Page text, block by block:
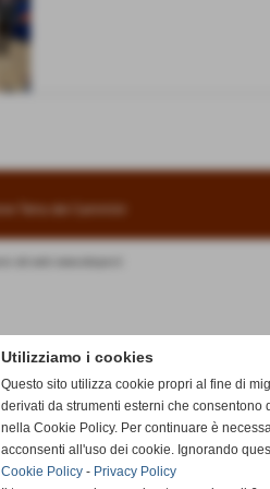
Utilizziamo i cookies
Questo sito utilizza cookie propri al fine di
derivati da strumenti esterni che
nella Cookie Policy. Per continuare è
acconsenti all'uso dei cookie. Ignorando
Cookie Policy - Privacy Policy